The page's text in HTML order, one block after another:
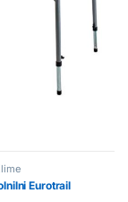
Eurotrail